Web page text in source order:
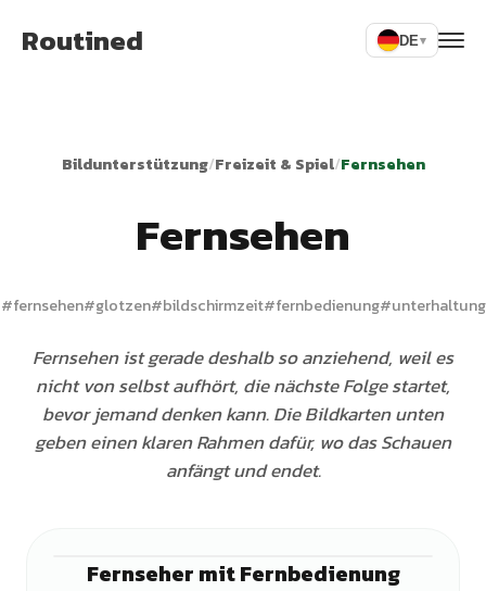
Routined DE▾
Bildunterstützung/Freizeit & Spiel/Fernsehen
Fernsehen
#fernsehen#glotzen#bildschirmzeit#fernbedienung#unterhaltung
Fernsehen ist gerade deshalb so anziehend, weil es
nicht von selbst aufhört, die nächste Folge startet,
bevor jemand denken kann. Die Bildkarten unten
geben einen klaren Rahmen dafür, wo das Schauen
anfängt und endet.
Fernseher mit Fernbedienung